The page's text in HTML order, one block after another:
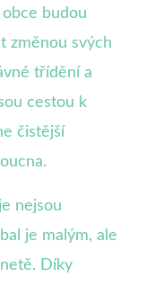
budou
změnou svých
třídění a
cestou k
čistější
nejsou
je malým, ale
Díky